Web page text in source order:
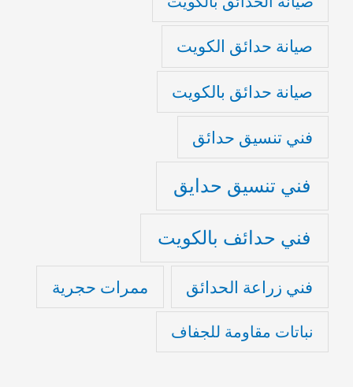
صيانة حدائق الكويت
صيانة حدائق بالكويت
فني تنسيق حدائق
فني تنسيق حدايق
فني حدائف بالكويت
فني زراعة الحدائق ممرات حجرية
نباتات مقاومة للجفاف